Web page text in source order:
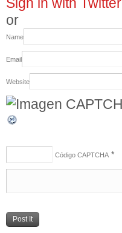
Sign in with Twitter
or
Name
Email
Website
Código CAPTCHA *